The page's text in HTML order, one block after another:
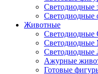
Светодиодные
Светодиодные
Животные
Светодиодные
Светодиодные
Светодиодные
Ажурные
Готовые